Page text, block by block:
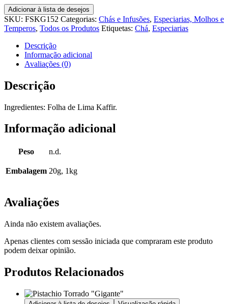
Adicionar à lista de desejos
SKU: FSKG152 Categorias: Chás e Infusões, Especiarias, Molhos e
Temperos, Todos os Produtos Etiquetas: Chá, Especiarias
Descrição
Informação adicional
Avaliações (0)
Descrição
Ingredientes: Folha de Lima Kaffir.
Informação adicional
Peso n.d.
Embalagem 20g, 1kg
Avaliações
Ainda não existem avaliações.
Apenas clientes com sessão iniciada que compraram este produto
podem deixar opinião.
Produtos Relacionados